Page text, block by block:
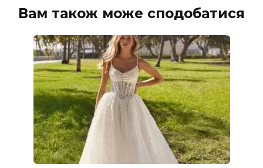
Вам також може сподобатися